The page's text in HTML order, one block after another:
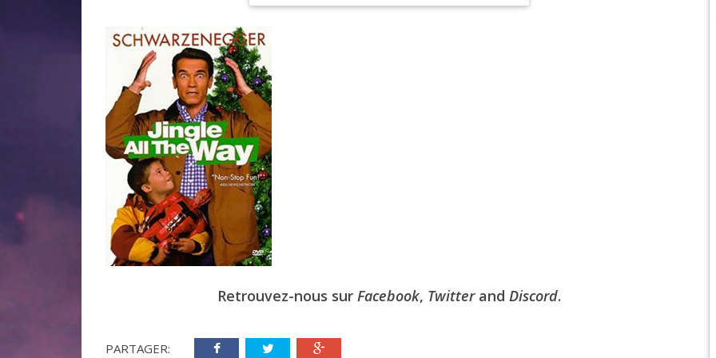
EPIC 7.1 : BREATH
Retrouvez-nous sur Facebook, Twitterand Discord.
PARTAGER: